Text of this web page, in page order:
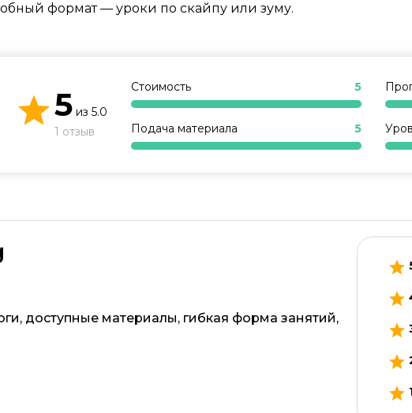
Образ жизни
Бизнес и финансы
Другое
формат — уроки по скайпу или зуму.
5 из 5.0
1 отзыв
Стоимость 5
Подача материала 5
доступные материалы, гибкая форма занятий,